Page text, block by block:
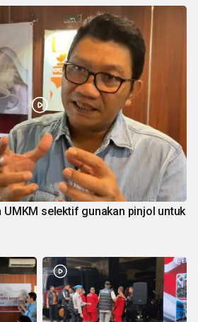
UMKM selektif gunakan pinjol untuk